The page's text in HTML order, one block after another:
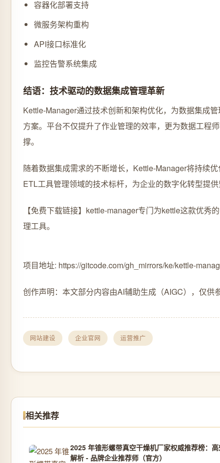
容器化部署支持
微服务架构重构
API接口标准化
监控告警系统集成
结语：技术驱动的数据集成管理革新
Kettle-Manager通过技术创新和架构优化，为数据集成
方案。平台不仅提升了作业管理的效率，更为数据工程
撑。
随着数据集成需求的不断增长，Kettle-Manager将持续
ETL工具管理领域的技术标杆，为企业的数字化转型提
【免费下载链接】kettle-manager专门为kettle这款优秀
理工具。
项目地址: https://gitcode.com/gh_mirrors/ke/kettle-
创作声明：本文部分内容由AI辅助生成（AIGC），仅供
网站建设 企业官网 运营推广
相关推荐
2025 年锥形螺带真空干燥机厂家权威推荐榜：
解析 - 品牌企业推荐师（官方）